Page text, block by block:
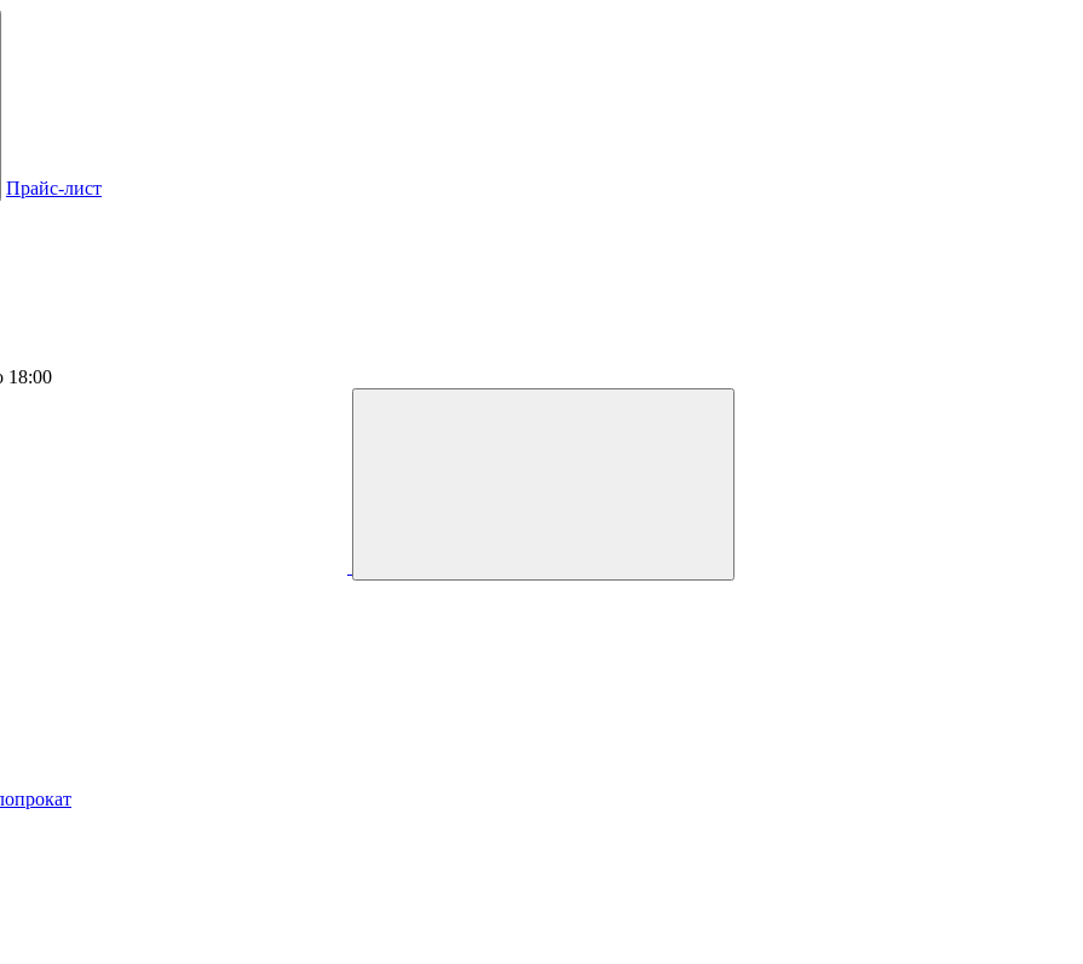
Прайс-лист
18:00